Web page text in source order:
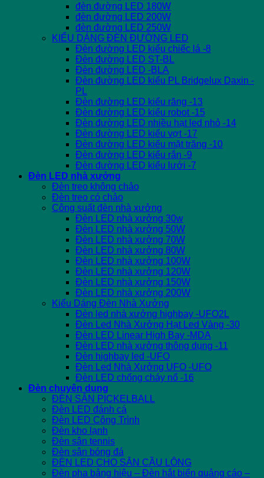
đèn đường LED 180W
đèn đường LED 200W
đèn đường LED 250W
KIỂU DÁNG ĐÈN ĐƯỜNG LED
Đèn đường LED kiểu chiếc lá -8
Đèn đường LED ST-BL
Đèn đường LED -BLA
Đèn đường LED kiểu PL Bridgelux Daxin -
PL
Đèn đường LED kiểu răng -13
Đèn đường LED kiểu robot -15
Đèn đường LED nhiều hạt led nhỏ -14
Đèn đường LED kiểu vợt -17
Đèn đường LED kiểu mặt trăng -10
Đèn đường LED kiểu rắn -9
Đèn đường LED kiểu lưới -7
Đèn LED nhà xưởng
Đèn treo không chảo
Đèn treo có chảo
Công suất đèn nhà xưởng
Đèn LED nhà xưởng 30w
Đèn LED nhà xưởng 50W
Đèn LED nhà xưởng 70W
Đèn LED nhà xưởng 80W
Đèn LED nhà xưởng 100W
Đèn LED nhà xưởng 120W
Đèn LED nhà xưởng 150W
Đèn LED nhà xưởng 200W
Kiểu Dáng Đèn Nhà Xưởng
Đèn led nhà xưởng highbay -UFO2L
Đèn Led Nhà Xưởng Hạt Led Vàng -30
Đèn LED Linear High Bay -MDA
Đèn LED nhà xưởng thông dụng -11
Đèn highbay led -UFO
Đèn Led Nhà Xưởng UFO -UFO
Đèn LED chống cháy nổ -16
Đèn chuyên dụng
ĐÈN SÂN PICKELBALL
Đèn LED đánh cá
Đèn LED Công Trình
Đèn kho lạnh
Đèn sân tennis
Đèn sân bóng đá
ĐÈN LED CHO SÂN CẦU LÔNG
Đèn pha bảng hiệu – Đèn hắt biển quảng cáo –